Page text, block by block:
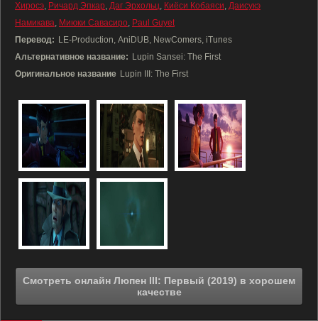
Хиросэ, Ричард Эпкар, Даг Эрхольц, Киёси Кобаяси, Даисукэ
Намикава, Миюки Савасиро, Paul Guyet
Перевод: LE-Production, AniDUB, NewComers, iTunes
Альтернативное название: Lupin Sansei: The First
Оригинальное название Lupin III: The First
Смотреть онлайн Люпен III: Первый (2019) в хорошем
качестве